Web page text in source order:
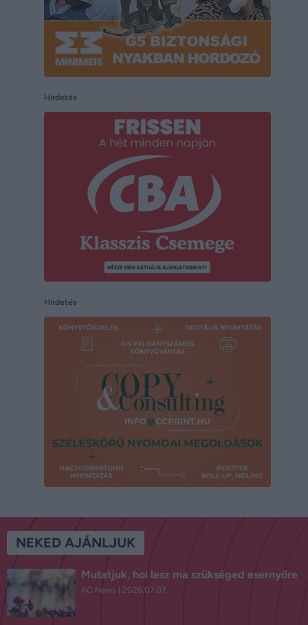
Hirdetés
Hirdetés
NEKED AJÁNLJUK
Mutatjuk, hol lesz ma szükséged esernyőre
AC News 2026.07.07.